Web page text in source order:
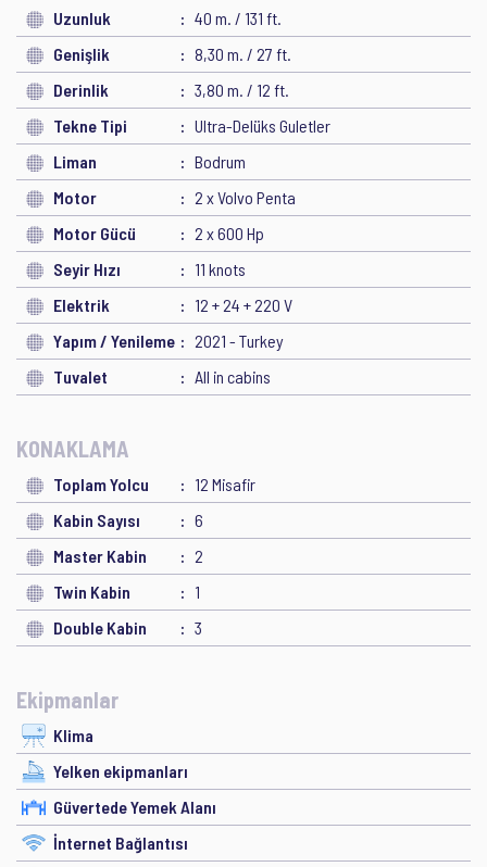
Uzunluk
40 m. / 131 ft.
Genişlik
8,30 m. / 27 ft.
Derinlik
3,80 m. / 12 ft.
Tekne Tipi
Ultra-Delüks Guletler
Liman
Bodrum
Motor
2 x Volvo Penta
Motor Gücü
2 x 600 Hp
Seyir Hızı
11 knots
Elektrik
12 + 24 + 220 V
Yapım / Yenileme
2021 - Turkey
Tuvalet
All in cabins
KONAKLAMA
Toplam Yolcu
12 Misafir
Kabin Sayısı
6
Master Kabin
2
Twin Kabin
1
Double Kabin
3
Ekipmanlar
Klima
Yelken ekipmanları
Güvertede Yemek Alanı
İnternet Bağlantısı